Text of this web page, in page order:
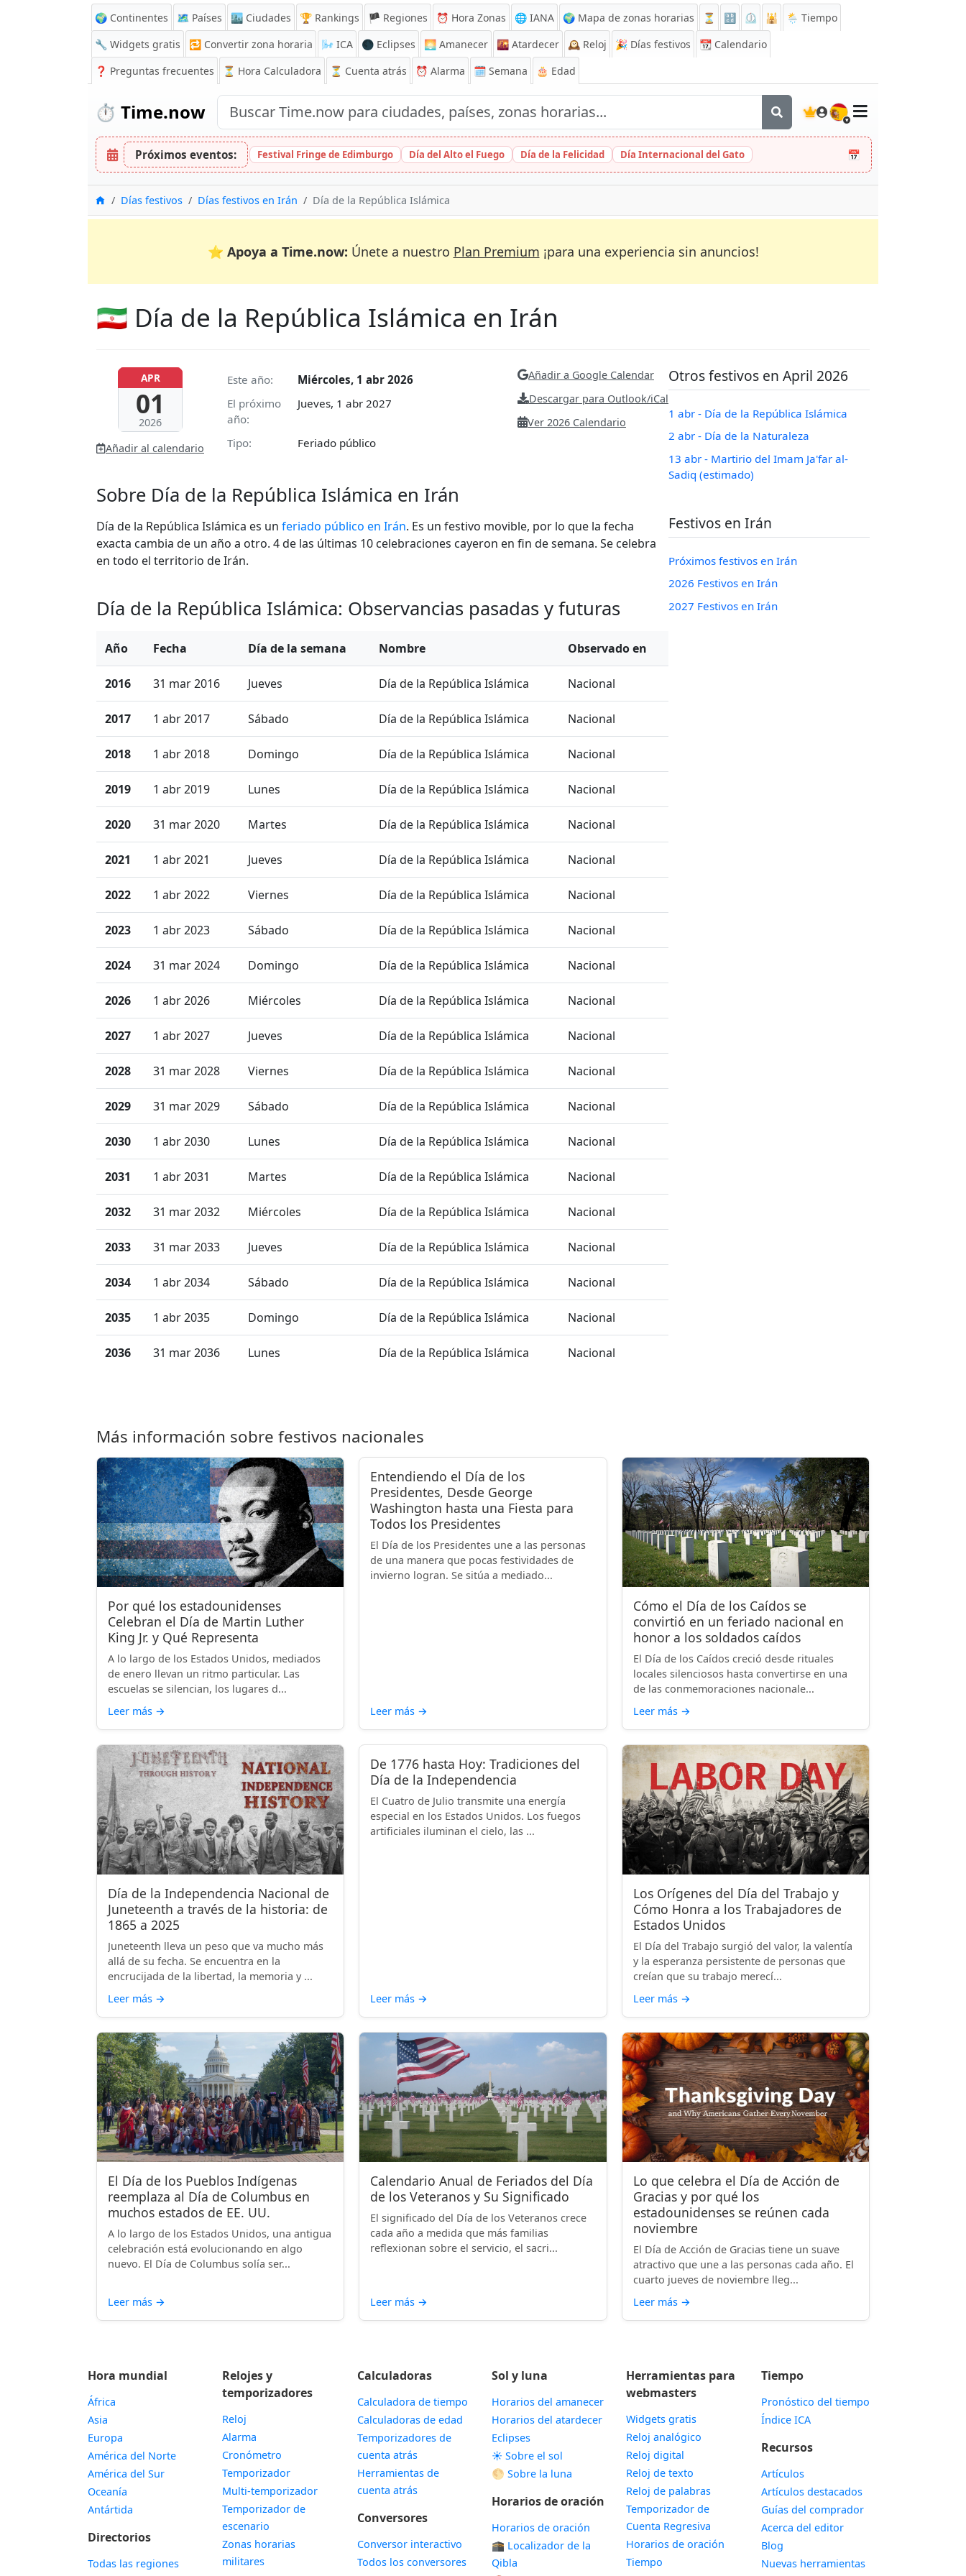
🌍 Continentes 🗺️ Países 🏙️ Ciudades 🏆 Rankings 🏴 Regiones ⏰ Hora Zonas 🌐 IANA 🌍 Mapa de zonas horarias ⏳ 🔡 ⏲️ 🕌
🌦️ Tiempo
🔧 Widgets gratis
🔁 Convertir zona horaria 🌬️ ICA 🌑 Eclipses 🌅 Amanecer 🌇 Atardecer 🕰️ Reloj 🎉 Días festivos 📆 Calendario
❓ Preguntas frecuentes ⏳ Hora Calculadora ⏳ Cuenta atrás ⏰ Alarma 🗓️ Semana 🎂 Edad
⏱️ Time.now 🇪🇸
Próximos eventos: Festival Fringe de Edimburgo Día del Alto el Fuego Día de la Felicidad Día Internacional del Gato 📅
InicioDías festivos Días festivos en Irán Día de la República Islámica
⭐ Apoya a Time.now: Únete a nuestro Plan Premium ¡para una experiencia sin anuncios!
🇮🇷 Día de la República Islámica en Irán
APR
01
2026
Añadir al calendario
Este año:
Miércoles, 1 abr 2026
El próximo
año:
Jueves, 1 abr 2027
Tipo: Feriado público
Añadir a Google Calendar
Descargar para Outlook/iCal
Ver 2026 Calendario
Sobre Día de la República Islámica en Irán
Día de la República Islámica es un feriado público en Irán. Es un festivo movible, por lo que la fecha
exacta cambia de un año a otro. 4 de las últimas 10 celebraciones cayeron en fin de semana. Se celebra
en todo el territorio de Irán.
Día de la República Islámica: Observancias pasadas y futuras
Año Fecha Día de la semana Nombre Observado en
2016 31 mar 2016 Jueves Día de la República Islámica Nacional
2017 1 abr 2017 Sábado Día de la República Islámica Nacional
2018 1 abr 2018 Domingo Día de la República Islámica Nacional
2019 1 abr 2019 Lunes Día de la República Islámica Nacional
2020 31 mar 2020 Martes Día de la República Islámica Nacional
2021 1 abr 2021 Jueves Día de la República Islámica Nacional
2022 1 abr 2022 Viernes Día de la República Islámica Nacional
2023 1 abr 2023 Sábado Día de la República Islámica Nacional
2024 31 mar 2024 Domingo Día de la República Islámica Nacional
2026 1 abr 2026 Miércoles Día de la República Islámica Nacional
2027 1 abr 2027 Jueves Día de la República Islámica Nacional
2028 31 mar 2028 Viernes Día de la República Islámica Nacional
2029 31 mar 2029 Sábado Día de la República Islámica Nacional
2030 1 abr 2030 Lunes Día de la República Islámica Nacional
2031 1 abr 2031 Martes Día de la República Islámica Nacional
2032 31 mar 2032 Miércoles Día de la República Islámica Nacional
2033 31 mar 2033 Jueves Día de la República Islámica Nacional
2034 1 abr 2034 Sábado Día de la República Islámica Nacional
2035 1 abr 2035 Domingo Día de la República Islámica Nacional
2036 31 mar 2036 Lunes Día de la República Islámica Nacional
Otros festivos en April 2026
1 abr - Día de la República Islámica
2 abr - Día de la Naturaleza
13 abr - Martirio del Imam Ja'far al-
Sadiq (estimado)
Festivos en Irán
Próximos festivos en Irán
2026 Festivos en Irán
2027 Festivos en Irán
Más información sobre festivos nacionales
Por qué los estadounidenses
Celebran el Día de Martin Luther
King Jr. y Qué Representa
A lo largo de los Estados Unidos, mediados
de enero llevan un ritmo particular. Las
escuelas se silencian, los lugares d...
Leer más →
Entendiendo el Día de los
Presidentes, Desde George
Washington hasta una Fiesta para
Todos los Presidentes
El Día de los Presidentes une a las personas
de una manera que pocas festividades de
invierno logran. Se sitúa a mediado...
Leer más →
Cómo el Día de los Caídos se
convirtió en un feriado nacional en
honor a los soldados caídos
El Día de los Caídos creció desde rituales
locales silenciosos hasta convertirse en una
de las conmemoraciones nacionale...
Leer más →
Día de la Independencia Nacional de
Juneteenth a través de la historia: de
1865 a 2025
Juneteenth lleva un peso que va mucho más
allá de su fecha. Se encuentra en la
encrucijada de la libertad, la memoria y ...
Leer más →
De 1776 hasta Hoy: Tradiciones del
Día de la Independencia
El Cuatro de Julio transmite una energía
especial en los Estados Unidos. Los fuegos
artificiales iluminan el cielo, las ...
Leer más →
Los Orígenes del Día del Trabajo y
Cómo Honra a los Trabajadores de
Estados Unidos
El Día del Trabajo surgió del valor, la valentía
y la esperanza persistente de personas que
creían que su trabajo merecí...
Leer más →
El Día de los Pueblos Indígenas
reemplaza al Día de Columbus en
muchos estados de EE. UU.
A lo largo de los Estados Unidos, una antigua
celebración está evolucionando en algo
nuevo. El Día de Columbus solía ser...
Leer más →
Calendario Anual de Feriados del Día
de los Veteranos y Su Significado
El significado del Día de los Veteranos crece
cada año a medida que más familias
reflexionan sobre el servicio, el sacri...
Leer más →
Lo que celebra el Día de Acción de
Gracias y por qué los
estadounidenses se reúnen cada
noviembre
El Día de Acción de Gracias tiene un suave
atractivo que une a las personas cada año. El
cuarto jueves de noviembre lleg...
Leer más →
Hora mundial
África
Asia
Europa
América del Norte
América del Sur
Oceanía
Antártida
Directorios
Todas las regiones
Relojes y
temporizadores
Reloj
Alarma
Cronómetro
Temporizador
Multi-temporizador
Temporizador de
escenario
Zonas horarias
militares
Calculadoras
Calculadora de tiempo
Calculadoras de edad
Temporizadores de
cuenta atrás
Herramientas de
cuenta atrás
Conversores
Conversor interactivo
Todos los conversores
Sol y luna
Horarios del amanecer
Horarios del atardecer
Eclipses
☀️ Sobre el sol
🌕 Sobre la luna
Horarios de oración
Horarios de oración
🕋 Localizador de la
Qibla
Herramientas para
webmasters
Widgets gratis
Reloj analógico
Reloj digital
Reloj de texto
Reloj de palabras
Temporizador de
Cuenta Regresiva
Horarios de oración
Tiempo
Tiempo
Pronóstico del tiempo
Índice ICA
Recursos
Artículos
Artículos destacados
Guías del comprador
Acerca del editor
Blog
Nuevas herramientas